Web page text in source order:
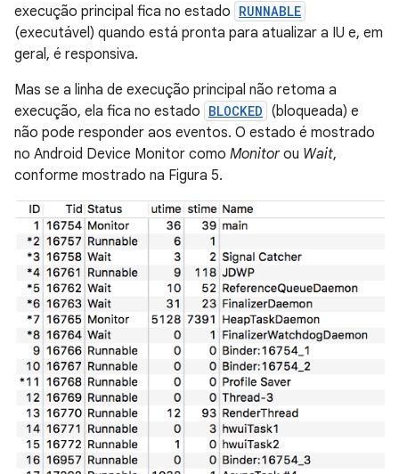
execução principal fica no estado RUNNABLE
(executável) quando está pronta para atualizar a IU e, em
geral, é responsiva.
Mas se a linha de execução principal não retoma a
execução, ela fica no estado BLOCKED (bloqueada) e
não pode responder aos eventos. O estado é mostrado
no Android Device Monitor como Monitorou Wait,
conforme mostrado na Figura 5.